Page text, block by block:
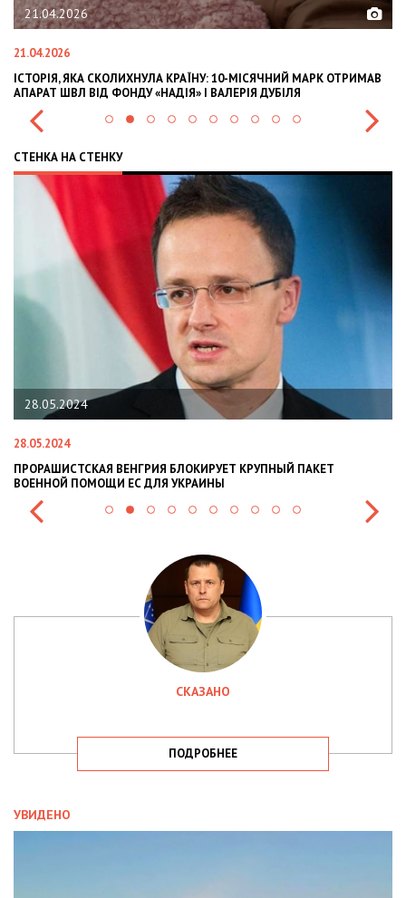
21.04.2026
21.04.2026
ІСТОРІЯ, ЯКА СКОЛИХНУЛА КРАЇНУ: 10-МІСЯЧНИЙ МАРК ОТРИМАВ
АПАРАТ ШВЛ ВІД ФОНДУ «НАДІЯ» І ВАЛЕРІЯ ДУБІЛЯ
СТЕНКА НА СТЕНКУ
28.05.2024
28.05.2024
ПРОРАШИСТСКАЯ ВЕНГРИЯ БЛОКИРУЕТ КРУПНЫЙ ПАКЕТ
ВОЕННОЙ ПОМОЩИ ЕС ДЛЯ УКРАИНЫ
СКАЗАНО
ПОДРОБНЕЕ
УВИДЕНО